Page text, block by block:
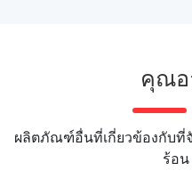
คุณอ
ผลิตภัณฑ์อื่นที่เกี่ยวข้องกับที่
ร้อน